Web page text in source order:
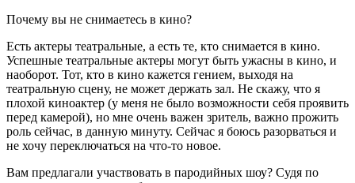
Почему вы не снимаетесь в кино?
Есть актеры театральные, а есть те, кто снимается в кино.
Успешные театральные актеры могут быть ужасны в кино, и
наоборот. Тот, кто в кино кажется гением, выходя на
театральную сцену, не может держать зал. Не скажу, что я
плохой киноактер (у меня не было возможности себя проявить
перед камерой), но мне очень важен зритель, важно прожить
роль сейчас, в данную минуту. Сейчас я боюсь разорваться и
не хочу переключаться на что-то новое.
Вам предлагали участвовать в пародийных шоу? Судя по